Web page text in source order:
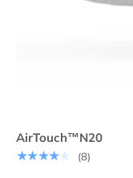
AirTouch™N20
★★★★★
(8)